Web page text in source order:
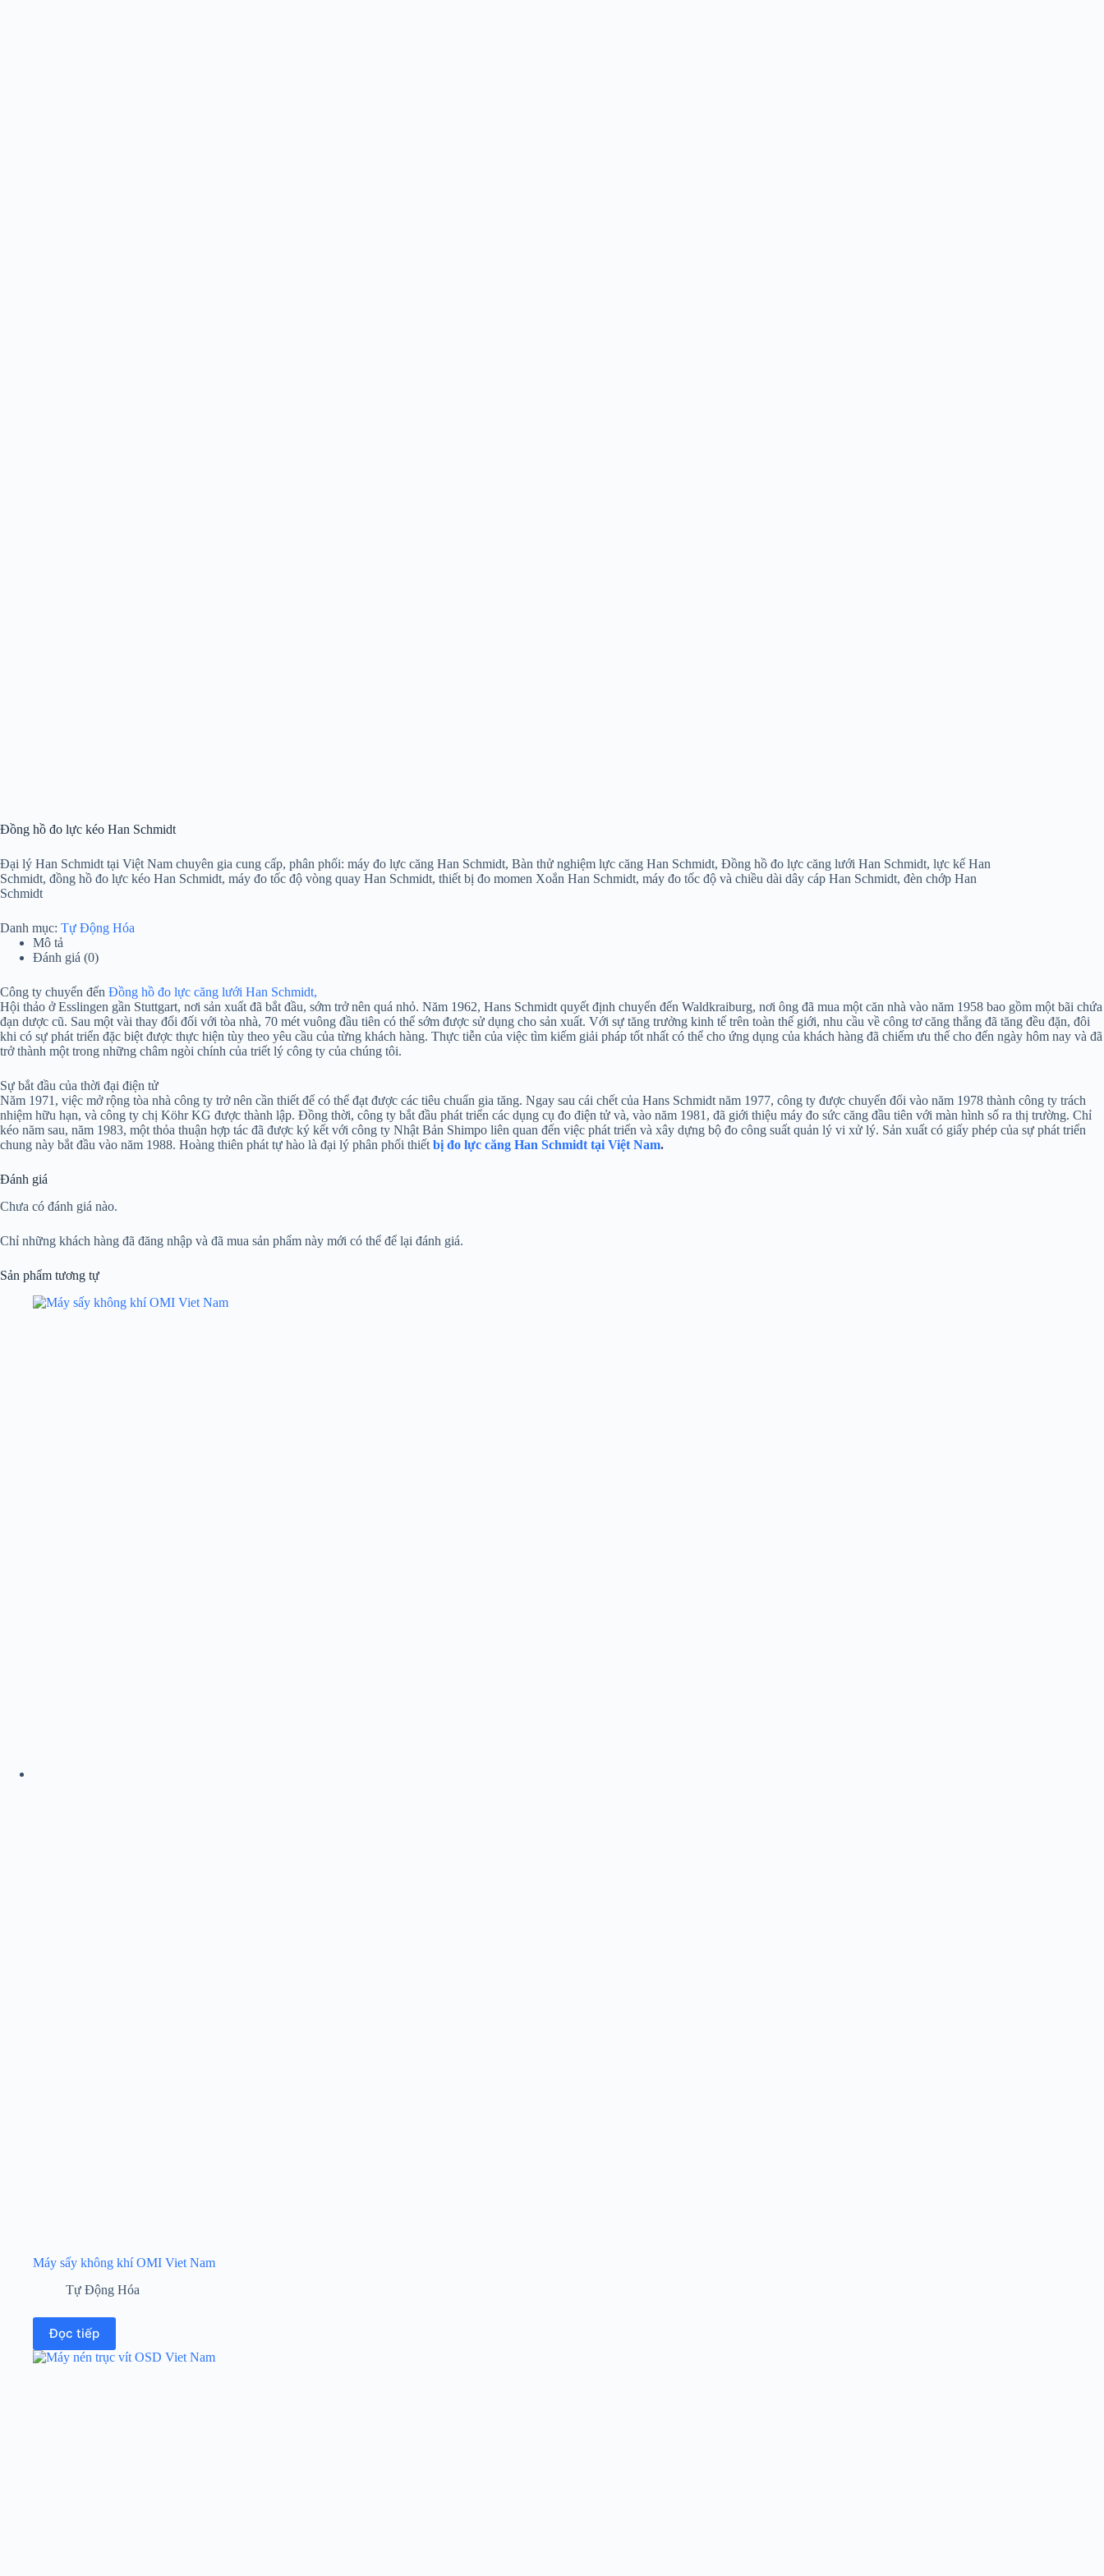
Đồng hồ đo lực kéo Han Schmidt
Đại lý Han Schmidt tại Việt Nam chuyên gia cung cấp, phân phối: máy đo lực căng Han Schmidt, Bàn thử nghiệm lực căng Han Schmidt, Đồng hồ đo lực căng lưới Han Schmidt, lực kế Han
Schmidt, đồng hồ đo lực kéo Han Schmidt, máy đo tốc độ vòng quay Han Schmidt, thiết bị đo momen Xoắn Han Schmidt, máy đo tốc độ và chiều dài dây cáp Han Schmidt, đèn chớp Han
Schmidt
Danh mục: Tự Động Hóa
Mô tả
Đánh giá (0)
Công ty chuyển đến Đồng hồ đo lực căng lưới Han Schmidt,
Hội thảo ở Esslingen gần Stuttgart, nơi sản xuất đã bắt đầu, sớm trở nên quá nhỏ. Năm 1962, Hans Schmidt quyết định chuyển đến Waldkraiburg, nơi ông đã mua một căn nhà vào năm 1958 bao gồm một bãi chứa
đạn dược cũ. Sau một vài thay đổi đối với tòa nhà, 70 mét vuông đầu tiên có thể sớm được sử dụng cho sản xuất. Với sự tăng trưởng kinh tế trên toàn thế giới, nhu cầu về công tơ căng thẳng đã tăng đều đặn, đôi
khi có sự phát triển đặc biệt được thực hiện tùy theo yêu cầu của từng khách hàng. Thực tiễn của việc tìm kiếm giải pháp tốt nhất có thể cho ứng dụng của khách hàng đã chiếm ưu thế cho đến ngày hôm nay và đã
trở thành một trong những châm ngòi chính của triết lý công ty của chúng tôi.
Sự bắt đầu của thời đại điện tử
Năm 1971, việc mở rộng tòa nhà công ty trở nên cần thiết để có thể đạt được các tiêu chuẩn gia tăng. Ngay sau cái chết của Hans Schmidt năm 1977, công ty được chuyển đổi vào năm 1978 thành công ty trách
nhiệm hữu hạn, và công ty chị Köhr KG được thành lập. Đồng thời, công ty bắt đầu phát triển các dụng cụ đo điện tử và, vào năm 1981, đã giới thiệu máy đo sức căng đầu tiên với màn hình số ra thị trường. Chỉ
kéo năm sau, năm 1983, một thỏa thuận hợp tác đã được ký kết với công ty Nhật Bản Shimpo liên quan đến việc phát triển và xây dựng bộ đo công suất quản lý vi xử lý. Sản xuất có giấy phép của sự phát triển
chung này bắt đầu vào năm 1988. Hoàng thiên phát tự hào là đại lý phân phối thiết bị đo lực căng Han Schmidt tại Việt Nam.
Đánh giá
Chưa có đánh giá nào.
Chỉ những khách hàng đã đăng nhập và đã mua sản phẩm này mới có thể để lại đánh giá.
Sản phẩm tương tự
Máy sấy không khí OMI Viet Nam
Tự Động Hóa
Đọc tiếp